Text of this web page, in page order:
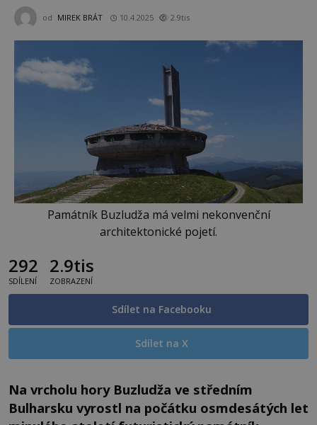
od MIREK BRÁT 10.4.2025 2.9tis
Památník Buzludža má velmi nekonvenční
architektonické pojetí.
292
SDÍLENÍ
2.9tis
ZOBRAZENÍ
Sdílet na Facebooku
Sdílet na X
Na vrcholu hory Buzludža ve středním
Bulharsku vyrostl na počátku osmdesátých let